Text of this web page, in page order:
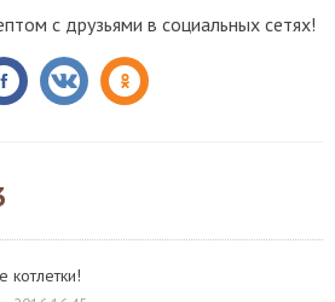
с друзьями в социальных сетях!